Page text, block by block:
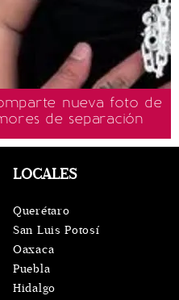
nueva foto de
de separación
LOCALES
Querétaro
San Luis Potosí
Oaxaca
Puebla
Hidalgo